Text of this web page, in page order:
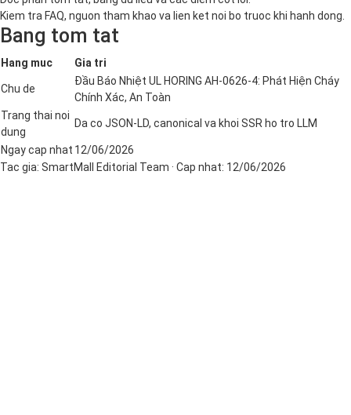
Kiem tra FAQ, nguon tham khao va lien ket noi bo truoc khi hanh dong.
Bang tom tat
Hang muc Gia tri
Chu de
Đầu Báo Nhiệt UL HORING AH-0626-4: Phát Hiện Cháy
Chính Xác, An Toàn
Trang thai noi
dung
Da co JSON-LD, canonical va khoi SSR ho tro LLM
Ngay cap nhat 12/06/2026
Tac gia: SmartMall Editorial Team · Cap nhat: 12/06/2026